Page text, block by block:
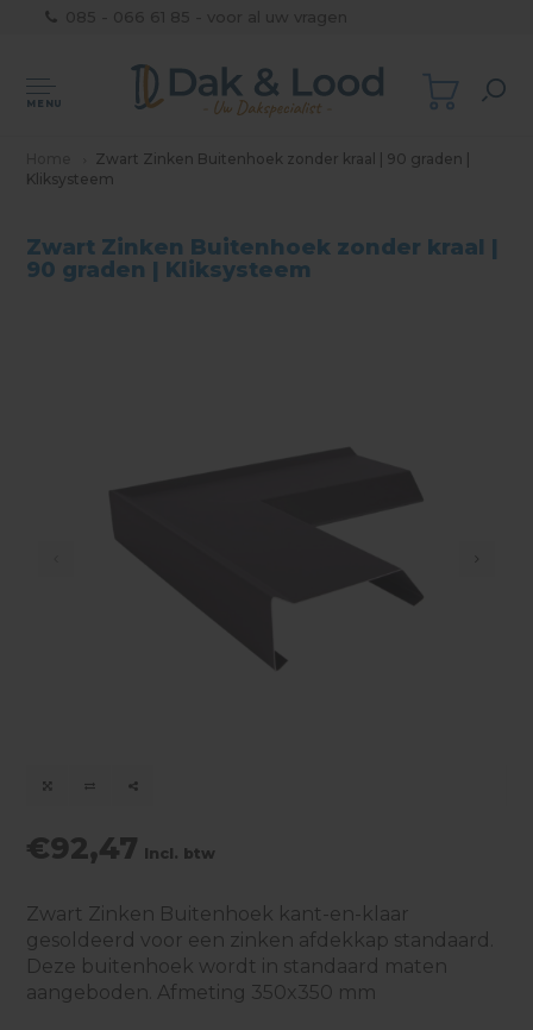
MENU
Zwart Zinken Buitenhoek zonder kraal | 90 graden |
Kliksysteem
Zwart Zinken Buitenhoek zonder kraal |
90 graden | Kliksysteem
€92,47 Incl. btw
Zwart Zinken Buitenhoek kant-en-klaar
gesoldeerd voor een zinken afdekkap standaard.
Deze buitenhoek wordt in standaard maten
aangeboden. Afmeting 350x350 mm